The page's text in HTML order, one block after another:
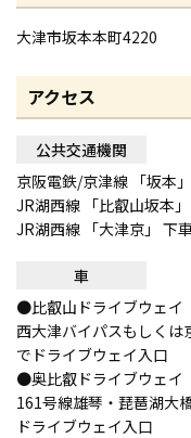
大津市坂本本町4220
アクセス
公共交通機関
京阪電鉄/京津線 「坂本
JR湖西線 「比叡山坂本
JR湖西線 「大津京」 下
車
●比叡山ドライブウェイ
西大津バイパスもしく
でドライブウェイ入口
●奥比叡ドライブウェイ
161号線雄琴・琵琶湖大
ドライブウェイ入口